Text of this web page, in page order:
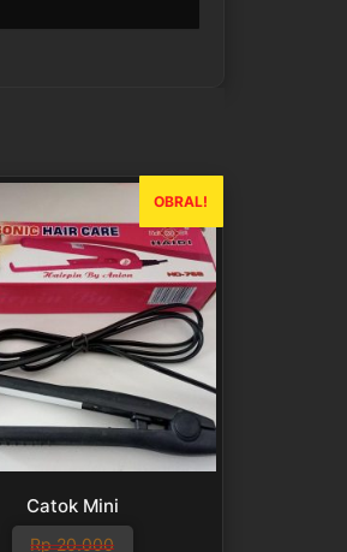
OBRAL!
Catok Mini
Rp20.000